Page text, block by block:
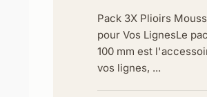
Pack 3X Plioirs
pour Vos LignesLe
100 mm est
vos lignes, ...